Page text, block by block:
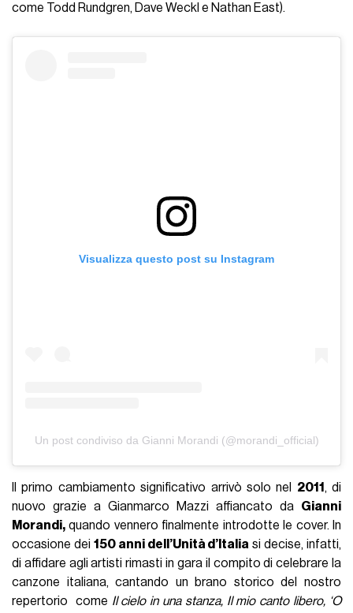
come Todd Rundgren, Dave Weckl e Nathan East).
Visualizza questo post su Instagram
Un post condiviso da Gianni Morandi (@morandi_official)
Il primo cambiamento significativo arrivò solo nel 2011 , di
nuovo grazie a Gianmarco Mazzi affiancato da Gianni
Morandi, quando vennero finalmente introdotte le cover. In
occasione dei 150 anni dell’Unità d’Italia si decise, infatti,
di affidare agli artisti rimasti in gara il compito di celebrare la
canzone italiana, cantando un brano storico del nostro
repertorio come Il cielo in una stanza, Il mio canto libero, ‘O